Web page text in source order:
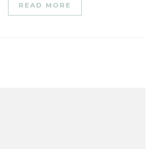
READ MORE